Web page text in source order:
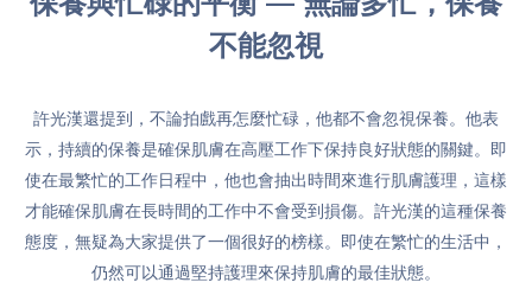
不能忽視
許光漢還提到，不論拍戲再怎麼忙碌，他都不會忽視保養。他表
示，持續的保養是確保肌膚在高壓工作下保持良好狀態的關鍵。即
使在最繁忙的工作日程中，他也會抽出時間來進行肌膚護理，這樣
才能確保肌膚在長時間的工作中不會受到損傷。 許光漢的這種保養
態度，無疑為大家提供了一個很好的榜樣。即使在繁忙的生活中，
仍然可以通過堅持護理來保持肌膚的最佳狀態。